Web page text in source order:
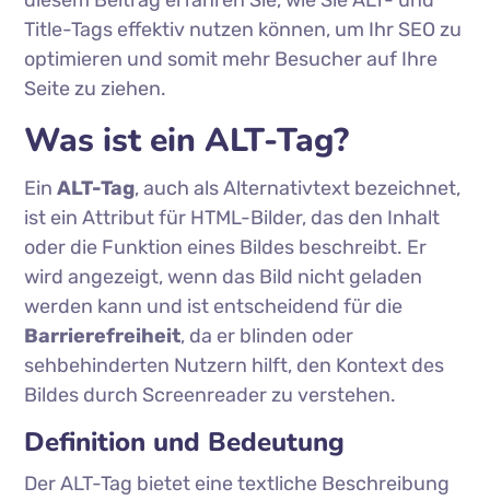
Title-Tags effektiv nutzen können, um Ihr SEO zu
optimieren und somit mehr Besucher auf Ihre
Seite zu ziehen.
Was ist ein ALT-Tag?
EinALT-Tag, auch als Alternativtext bezeichnet,
ist ein Attribut für HTML-Bilder, das den Inhalt
oder die Funktion eines Bildes beschreibt. Er
wird angezeigt, wenn das Bild nicht geladen
werden kann und ist entscheidend für die
Barrierefreiheit, da er blinden oder
sehbehinderten Nutzern hilft, den Kontext des
Bildes durch Screenreader zu verstehen.
Definition und Bedeutung
Der ALT-Tag bietet eine textliche Beschreibung